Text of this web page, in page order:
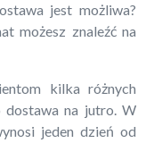
jest możliwa?
możesz znaleźć na
kilka różnych
dostawa na jutro. W
jeden dzień od